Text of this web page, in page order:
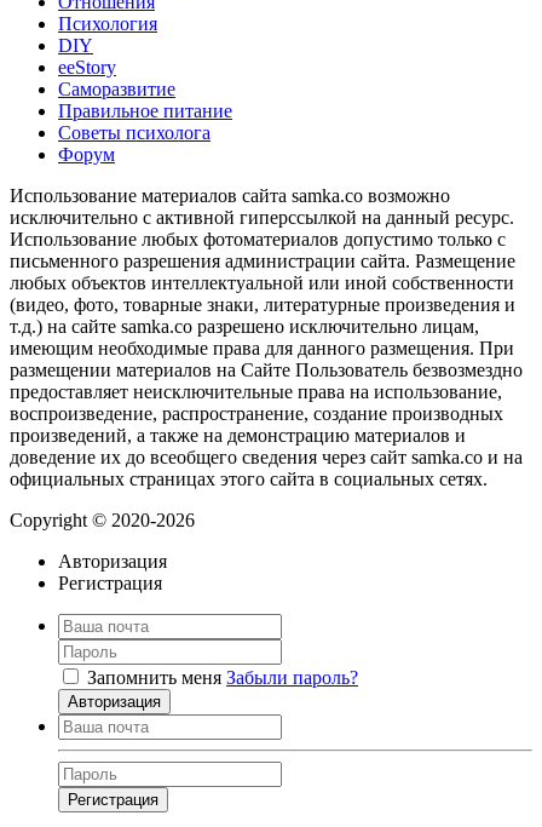
Психология
DIY
ееStory
Саморазвитие
Правильное питание
Советы психолога
Форум
Использование материалов сайта samka.co возможно
исключительно с активной гиперссылкой на данный ресурс.
Использование любых фотоматериалов допустимо только с
письменного разрешения администрации сайта. Размещение
любых объектов интеллектуальной или иной собственности
(видео, фото, товарные знаки, литературные произведения и
т.д.) на сайте samka.co разрешено исключительно лицам,
имеющим необходимые права для данного размещения. При
размещении материалов на Сайте Пользователь безвозмездно
предоставляет неисключительные права на использование,
воспроизведение, распространение, создание производных
произведений, а также на демонстрацию материалов и
доведение их до всеобщего сведения через сайт samka.co и на
официальных страницах этого сайта в социальных сетях.
Copyright © 2020-2026
Авторизация
Регистрация
Запомнить меня Забыли пароль?
Авторизация
Регистрация